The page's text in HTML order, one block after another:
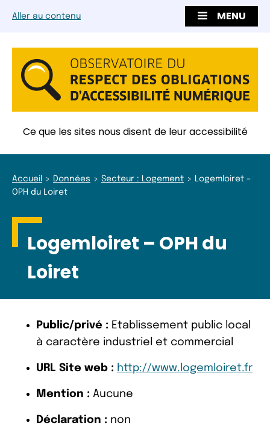
Aller au contenu MENU
Ce que les sites nous disent de leur accessibilité
Accueil Données Secteur : Logement
Logemloiret –
OPH du Loiret
Logemloiret – OPH du
Loiret
Public/privé : Etablissement public local
à caractère industriel et commercial
URL Site web : http://www.logemloiret.fr
Mention : Aucune
Déclaration : non